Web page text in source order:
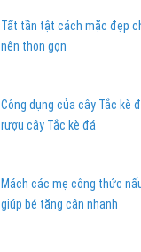
Tất tần tật cách mặc đẹp
nên thon gọn
Công dụng của cây Tắc kè
rượu cây Tắc kè đá
Mách các mẹ công thức
giúp bé tăng cân nhanh